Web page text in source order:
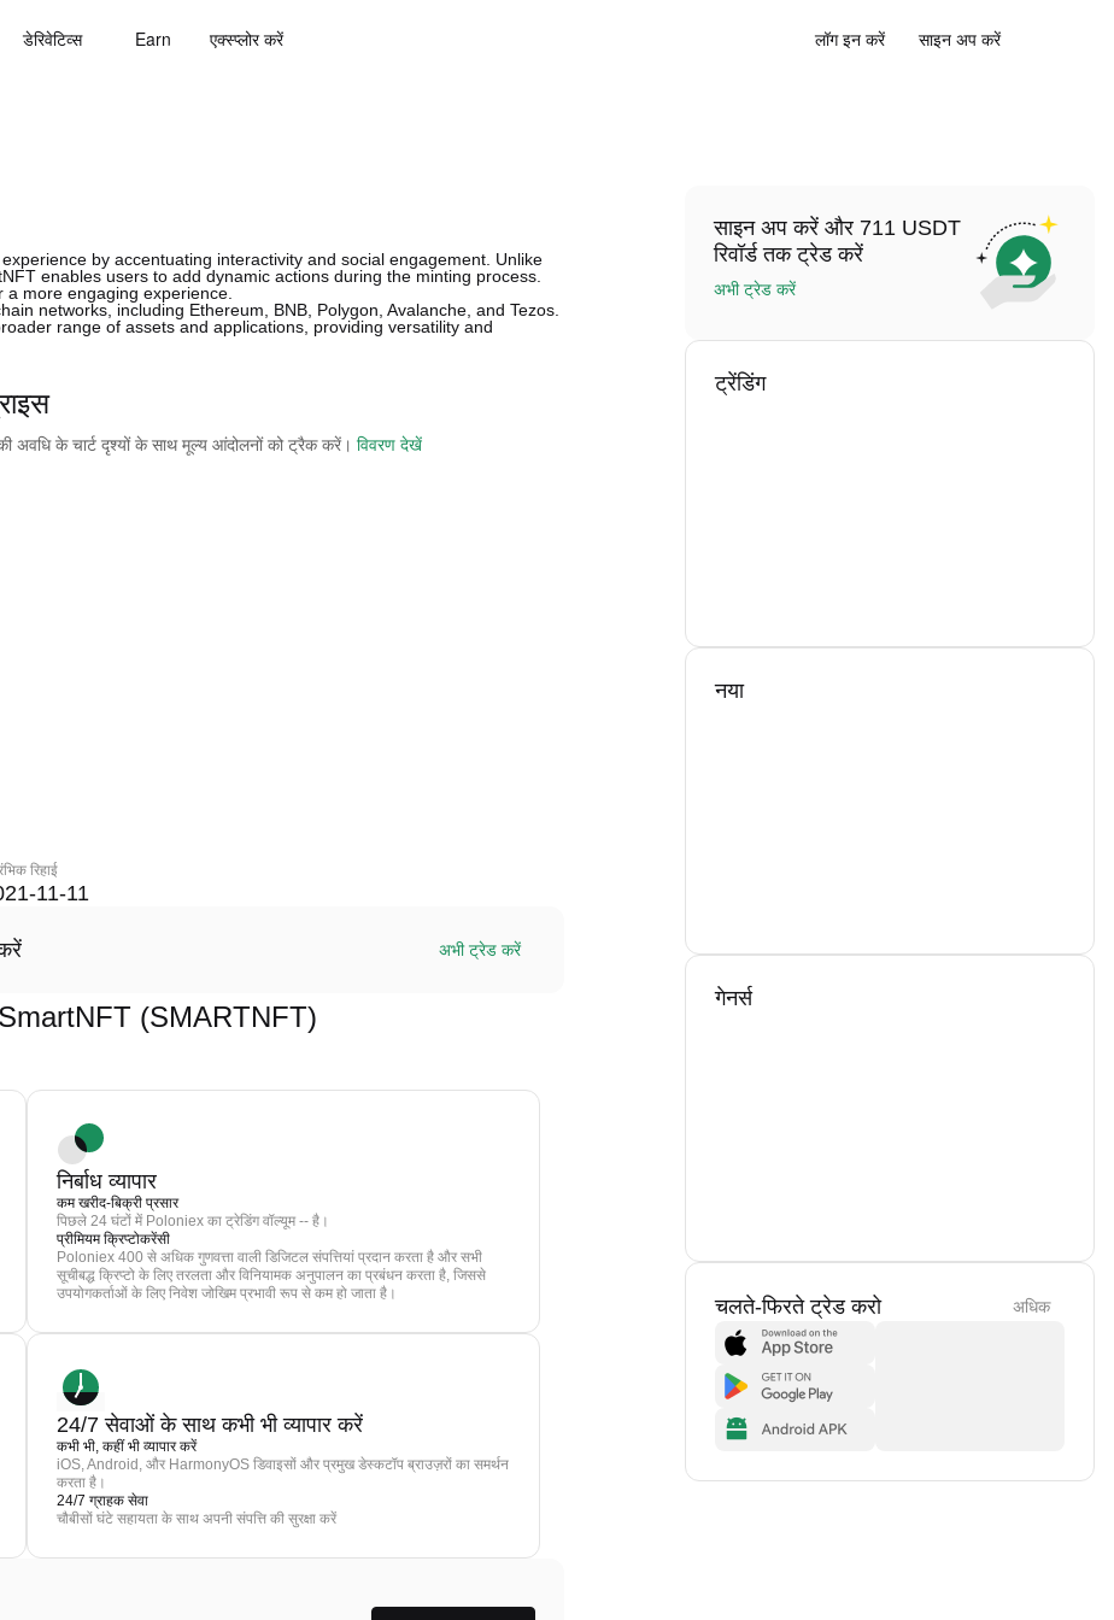
डेरिवेटिव्स Earn एक्स्प्लोर करें लॉग इन करें साइन अप करें
by accentuating interactivity and social engagement. Unlike
enables users to add dynamic actions during the minting process.
more engaging experience.
networks, including Ethereum, BNB, Polygon, Avalanche, and Tezos.
range of assets and applications, providing versatility and
अवधि के चार्ट दृश्यों के साथ मूल्य आंदोलनों को ट्रैक करें। विवरण देखें
रिहाई
11-11
अभी ट्रेड करें
SmartNFT (SMARTNFT)
निर्बाध व्यापार
कम खरीद-बिक्री प्रसार
पिछले 24 घंटों में Poloniex का ट्रेडिंग वॉल्यूम -- है।
प्रीमियम क्रिप्टोकरेंसी
Poloniex 400 से अधिक गुणवत्ता वाली डिजिटल संपत्तियां प्रदान करता है और सभी
सूचीबद्ध क्रिप्टो के लिए तरलता और विनियामक अनुपालन का प्रबंधन करता है, जिससे
उपयोगकर्ताओं के लिए निवेश जोखिम प्रभावी रूप से कम हो जाता है।
24/7 सेवाओं के साथ कभी भी व्यापार करें
कभी भी, कहीं भी व्यापार करें
iOS, Android, और HarmonyOS डिवाइसों और प्रमुख डेस्कटॉप ब्राउज़रों का समर्थन
करता है।
24/7 ग्राहक सेवा
चौबीसों घंटे सहायता के साथ अपनी संपत्ति की सुरक्षा करें
साइन अप करें और 711 USDT
रिवॉर्ड तक ट्रेड करें
अभी ट्रेड करें
ट्रेंडिंग
नया
गेनर्स
चलते-फिरते ट्रेड करो अधिक